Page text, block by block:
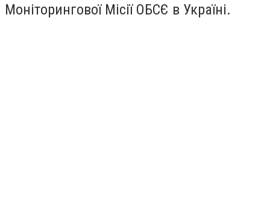
Моніторингової Місії ОБСЄ в Україні.